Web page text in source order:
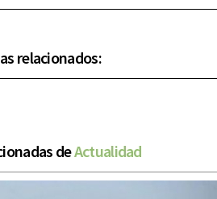
relacionados:
deActualidad